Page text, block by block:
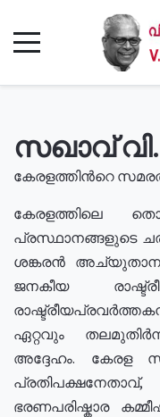
സഖാവ്
കേരളത്തിൻറെ
കേരളത്തിലെ
പ്രസ്ഥാനങ്ങളുടെ
ശങ്കരൻ
ജനകീയ
ഏറ്റവും
അദ്ദേഹം. കേരള
ഭരണപരിഷ്കാര